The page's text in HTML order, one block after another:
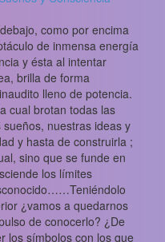
como por encima
de inmensa energía
y ésta al intentar
brilla de forma
lleno de potencia.
cual brotan todas las
nuestras ideas y
y hasta de construirla ;
sino que se funde en
los límites
¿vamos a quedarnos
de conocerlo? ¿De
los símbolos con los que